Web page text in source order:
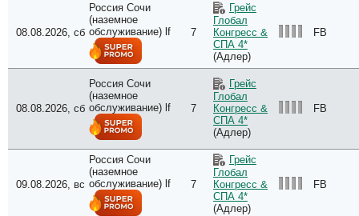
08.08.2026, сб
Россия Сочи
(наземное
обслуживание) lf
7
Грейс
Глобал
Конгресс &
СПА 4*
(Адлер)
FB
08.08.2026, сб
Россия Сочи
(наземное
обслуживание) lf
7
Грейс
Глобал
Конгресс &
СПА 4*
(Адлер)
FB
09.08.2026, вс
Россия Сочи
(наземное
обслуживание) lf
7
Грейс
Глобал
Конгресс &
СПА 4*
(Адлер)
FB